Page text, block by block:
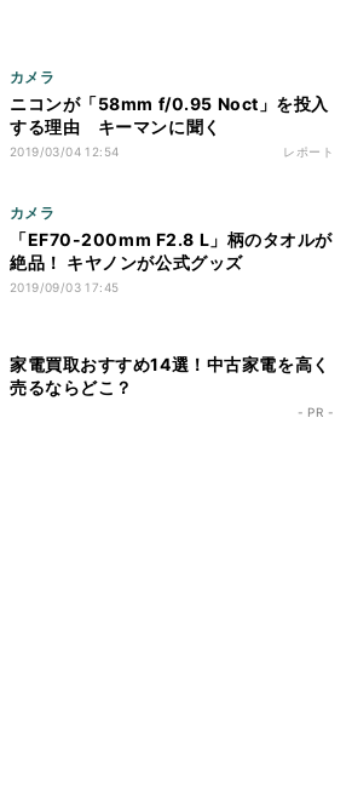
カメラ
ニコンが「58mm f/0.95 Noct」を投入
する理由 キーマンに聞く
2019/03/04 12:54 レポート
カメラ
「EF70-200mm F2.8 L」柄のタオルが
絶品！ キヤノンが公式グッズ
2019/09/03 17:45
家電買取おすすめ14選！中古家電を高く
売るならどこ？
- PR -